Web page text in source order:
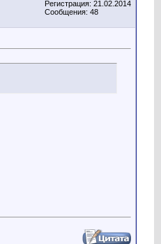
Регистрация: 21.02.2014
Сообщения: 48